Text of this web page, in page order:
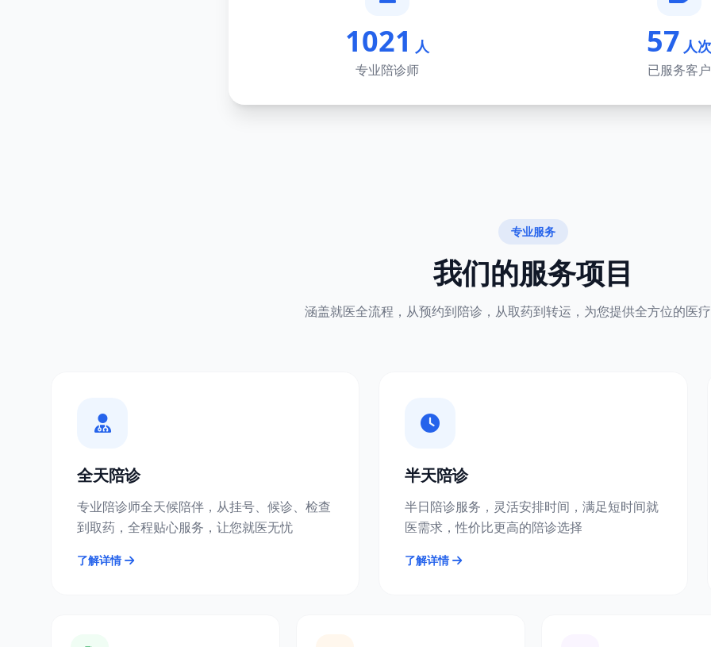
1021 人
专业陪诊师
57 人次
已服务客户
专业服务
我们的服务项目
涵盖就医全流程，从预约到陪诊，从取药到转运，为您提供全方位的医
全天陪诊
专业陪诊师全天候陪伴，从挂号、候诊、检查
到取药，全程贴心服务，让您就医无忧
了解详情
半天陪诊
半日陪诊服务，灵活安排时间，满足短时间就
医需求，性价比更高的陪诊选择
了解详情